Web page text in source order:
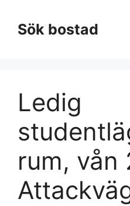
innehållSök bostad
Ledig
rum, vån